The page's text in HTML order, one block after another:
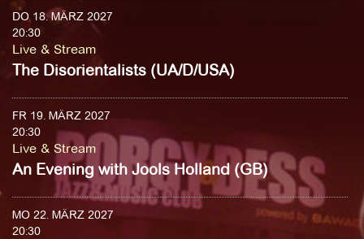
DO 18. MÄRZ 2027
20:30
Live & Stream
The Disorientalists (UA/D/USA)
FR 19. MÄRZ 2027
20:30
Live & Stream
An Evening with Jools Holland (GB)
MO 22. MÄRZ 2027
20:30